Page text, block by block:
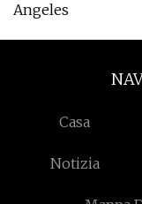
Angeles
Casa
Notizia